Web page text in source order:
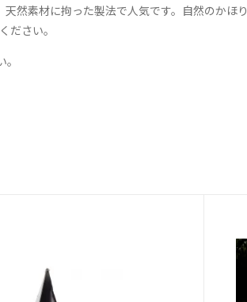
素材に拘った製法で人気です。自然のかほ
ださい。